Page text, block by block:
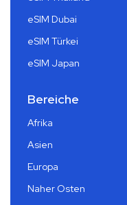
eSIM Dubai
eSIM Türkei
eSIM Japan
Bereiche
Afrika
Asien
Europa
Naher Osten